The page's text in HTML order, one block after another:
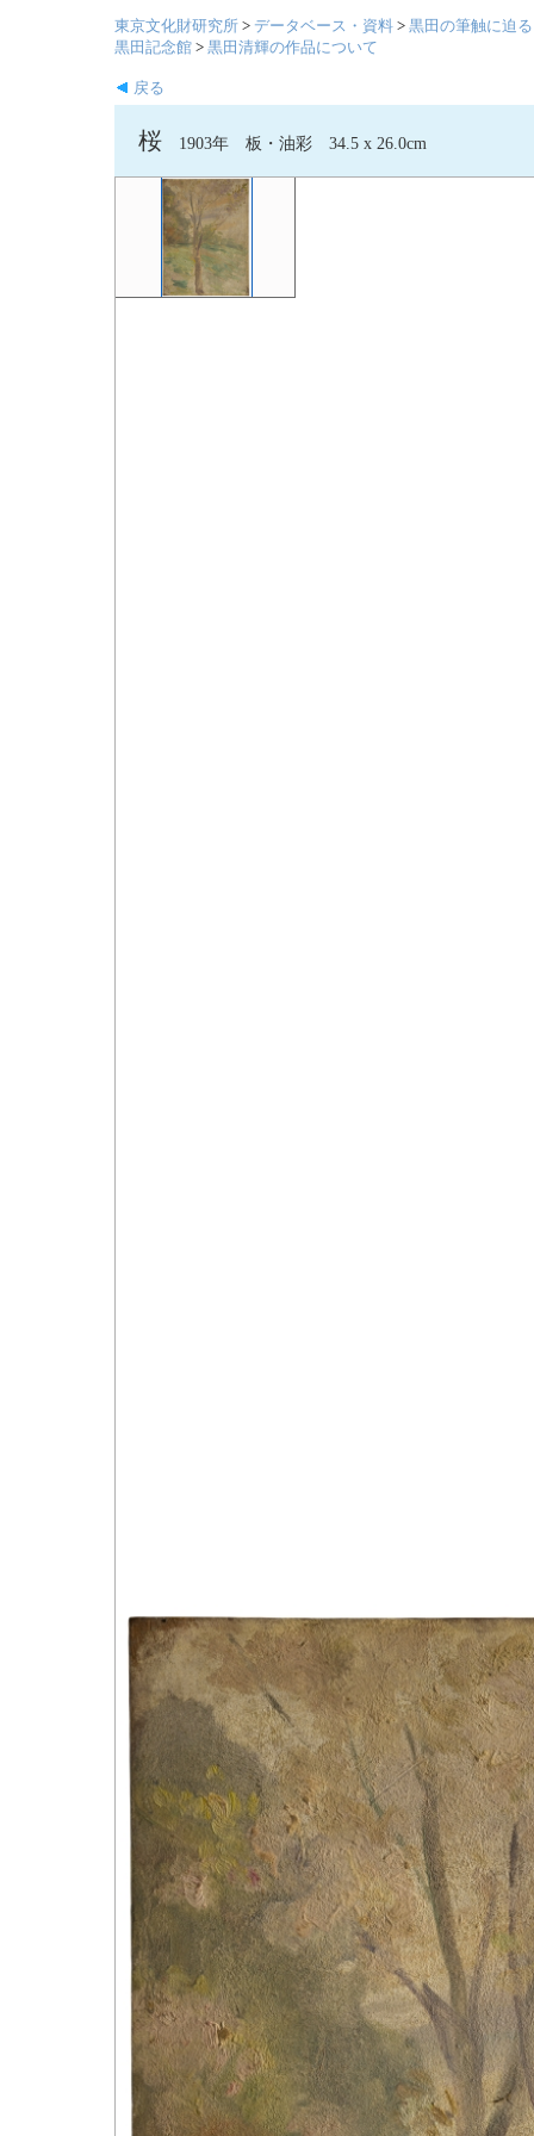
東京文化財研究所 > データベース・資料 > 黒田の筆触に迫
黒田記念館 > 黒田清輝の作品について
戻る
桜 1903年 板・油彩 34.5 x 26.0cm